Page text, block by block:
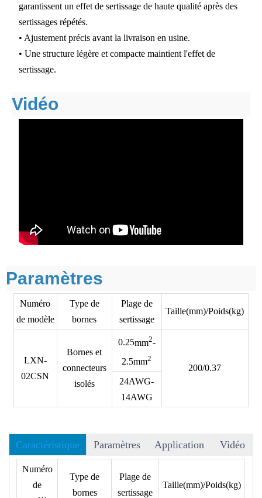
garantissent un effet de sertissage de haute qualité après des
sertissages répétés.
• Ajustement précis avant la livraison en usine.
• Une structure légère et compacte maintient l'effet de
sertissage.
Vidéo
Paramètres
Numéro
de modèle
Type de
bornes
Plage de
sertissage
Taille(mm)/Poids(kg)
LXN-
02CSN
Bornes et
connecteurs
isolés
0.25mm2-
2.5mm2
200/0.37
24AWG-
14AWG
Caractéristique Paramètres Application Vidéo
Numéro
de
Type de
bornes
Plage de
sertissage
Taille(mm)/Poids(kg)
• Plus de 40 matrices peuvent être choisies, et nous acceptons
les matrices OEM